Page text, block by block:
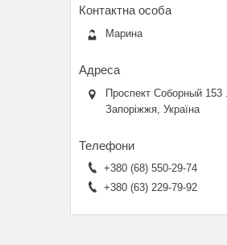
Марина
Проспект Соборный 153 .,
Запоріжжя, Україна
+380 (68) 550-29-74
+380 (63) 229-79-92